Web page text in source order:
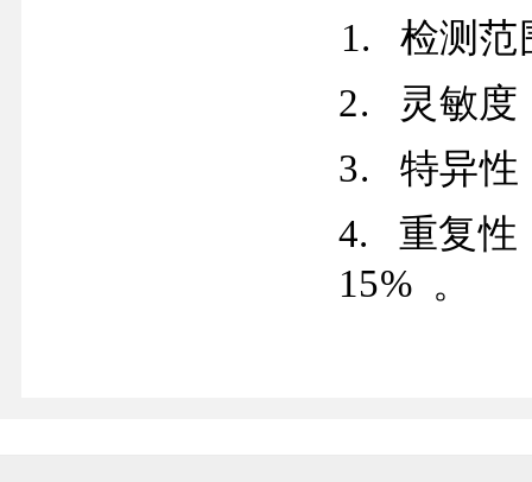
1. 检测范
2. 灵敏
3. 特异性
4. 重复性
15% 。